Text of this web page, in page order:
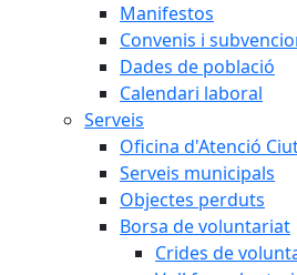
Manifestos
Convenis i
Dades de població
Calendari laboral
Serveis
Oficina d'Atenció
Serveis municipals
Objectes perduts
Borsa de voluntariat
Crides de